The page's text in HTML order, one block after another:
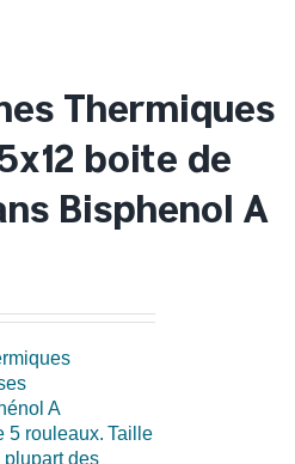
Thermiques
boite de
Bisphenol A
A
5 rouleaux. Taille
des